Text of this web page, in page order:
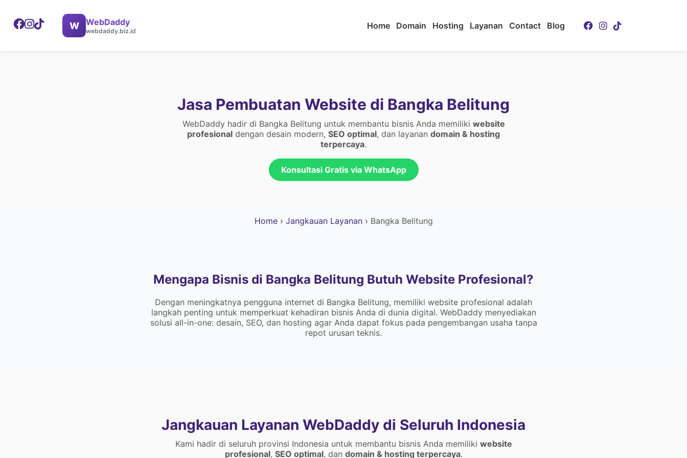
W WebDaddy
webdaddy.biz.id Home Domain Hosting Layanan Contact Blog
Jasa Pembuatan Website di Bangka Belitung
WebDaddy hadir di Bangka Belitung untuk membantu bisnis Anda memiliki website
profesional dengan desain modern, SEO optimal, dan layanan domain & hosting
terpercaya.
Konsultasi Gratis via WhatsApp
Home› Jangkauan Layanan› Bangka Belitung
Mengapa Bisnis di Bangka Belitung Butuh Website Profesional?
Dengan meningkatnya pengguna internet di Bangka Belitung, memiliki website profesional adalah
langkah penting untuk memperkuat kehadiran bisnis Anda di dunia digital. WebDaddy menyediakan
solusi all-in-one: desain, SEO, dan hosting agar Anda dapat fokus pada pengembangan usaha tanpa
repot urusan teknis.
Jangkauan Layanan WebDaddy di Seluruh Indonesia
Kami hadir di seluruh provinsi Indonesia untuk membantu bisnis Anda memiliki website
profesional, SEO optimal, dan domain & hosting terpercaya.